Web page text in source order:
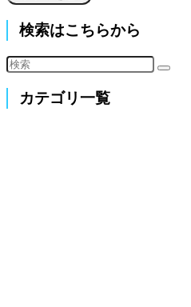
検索はこちらから
カテゴリ一覧